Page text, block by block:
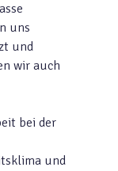
uns
und
wir auch
bei der
und